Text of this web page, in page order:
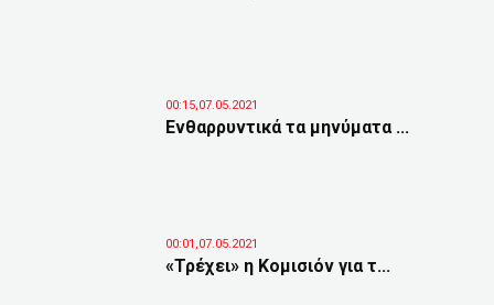
00:15,07.05.2021
Ενθαρρυντικά τα μηνύματα ...
00:01,07.05.2021
«Τρέχει» η Κομισιόν για τ...